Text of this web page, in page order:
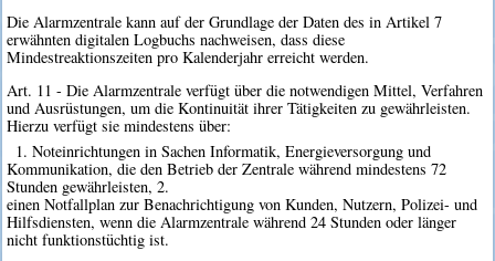
Die Alarmzentrale kann auf der Grundlage der Daten des in Artikel 7
erwähnten digitalen Logbuchs nachweisen, dass diese
Mindestreaktionszeiten pro Kalenderjahr erreicht werden.
Art. 11 - Die Alarmzentrale verfügt über die notwendigen Mittel, Verfahren
und Ausrüstungen, um die Kontinuität ihrer Tätigkeiten zu gewährleisten.
Hierzu verfügt sie mindestens über:
1. Noteinrichtungen in Sachen Informatik, Energieversorgung und
Kommunikation, die den Betrieb der Zentrale während mindestens 72
Stunden gewährleisten, 2.
einen Notfallplan zur Benachrichtigung von Kunden, Nutzern, Polizei- und
Hilfsdiensten, wenn die Alarmzentrale während 24 Stunden oder länger
nicht funktionstüchtig ist.